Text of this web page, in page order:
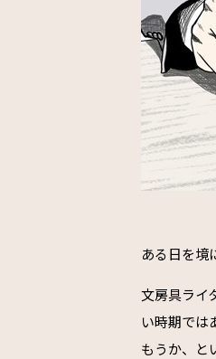
ある日を境
文房具ライ
い時期では
もうか、と